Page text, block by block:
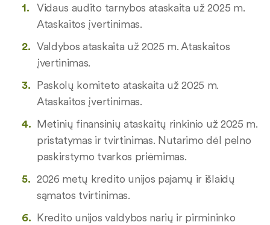
Vidaus audito tarnybos ataskaita už 2025 m.
Ataskaitos įvertinimas.
Valdybos ataskaita už 2025 m. Ataskaitos
įvertinimas.
Paskolų komiteto ataskaita už 2025 m.
Ataskaitos įvertinimas.
Metinių finansinių ataskaitų rinkinio už 2025 m.
pristatymas ir tvirtinimas. Nutarimo dėl pelno
paskirstymo tvarkos priėmimas.
2026 metų kredito unijos pajamų ir išlaidų
sąmatos tvirtinimas.
Kredito unijos valdybos narių ir pirmininko